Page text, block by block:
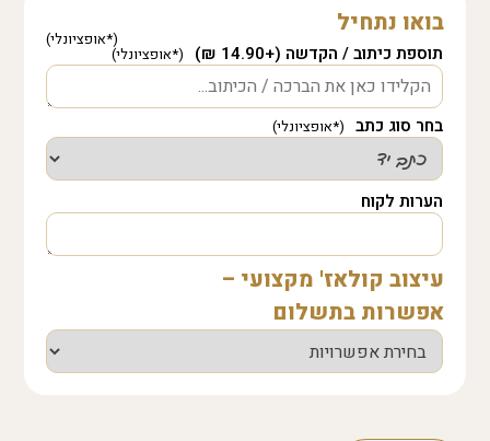
בואו נתחיל
תוספת כיתוב / הקדשה (+14.90 ₪)
בחר סוג כתב
הערות לקוח
עיצוב קולאז' מקצועי –
אפשרות בתשלום